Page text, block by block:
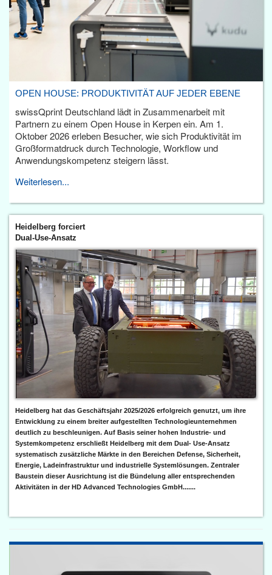
OPEN HOUSE: PRODUKTIVITÄT AUF JEDER EBENE
swissQprint Deutschland lädt in Zusammenarbeit mit
Partnern zu einem Open House in Kerpen ein. Am 1.
Oktober 2026 erleben Besucher, wie sich Produktivität im
Großformatdruck durch Technologie, Workflow und
Anwendungskompetenz steigern lässt.
Weiterlesen...
Heidelberg forciert
Dual-Use-Ansatz
Heidelberg hat das Geschäftsjahr 2025/2026 erfolgreich genutzt, um ihre
Entwicklung zu einem breiter aufgestellten Technologieunternehmen
deutlich zu beschleunigen. Auf Basis seiner hohen Industrie- und
Systemkompetenz erschließt Heidelberg mit dem Dual- Use-Ansatz
systematisch zusätzliche Märkte in den Bereichen Defense, Sicherheit,
Energie, Ladeinfrastruktur und industrielle Systemlösungen. Zentraler
Baustein dieser Ausrichtung ist die Bündelung aller entsprechenden
Aktivitäten in der HD Advanced Technologies GmbH.......